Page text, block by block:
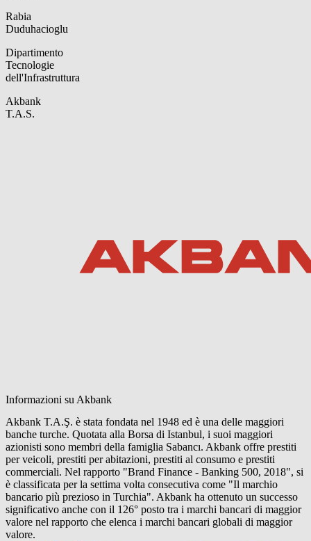
Rabia
Duduhacioglu
Dipartimento
Tecnologie
dell'Infrastruttura
Akbank
T.A.S.
Informazioni su Akbank
Akbank T.A.Ş. è stata fondata nel 1948 ed è una delle maggiori
banche turche. Quotata alla Borsa di Istanbul, i suoi maggiori
azionisti sono membri della famiglia Sabancı. Akbank offre prestiti
per veicoli, prestiti per abitazioni, prestiti al consumo e prestiti
commerciali. Nel rapporto "Brand Finance - Banking 500, 2018", si
è classificata per la settima volta consecutiva come "Il marchio
bancario più prezioso in Turchia". Akbank ha ottenuto un successo
significativo anche con il 126° posto tra i marchi bancari di maggior
valore nel rapporto che elenca i marchi bancari globali di maggior
valore.